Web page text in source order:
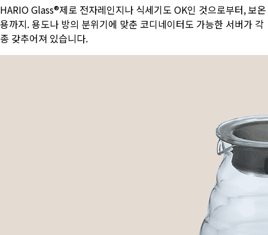
HARIO Glass®제로 전자레인지나 식세기도 OK인 것으로부터, 보온
용까지. 용도나 방의 분위기에 맞춘 코디네이터도 가능한 서버가 각
종 갖추어져 있습니다.